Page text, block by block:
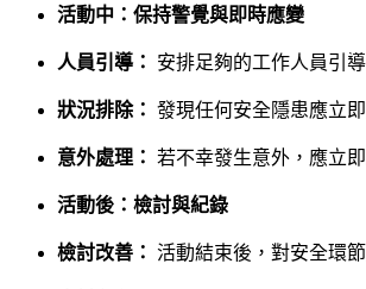
活動中：保持警覺與即時應變
人員引導： 安排足夠的工作人員引
狀況排除： 發現任何安全隱患應立
意外處理： 若不幸發生意外，應立
活動後：檢討與紀錄
檢討改善： 活動結束後，對安全環